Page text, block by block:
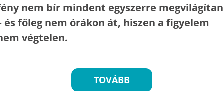
nem bír mindent egyszerre
és főleg nem órákon át, hiszen a figyelem
végtelen.
TOVÁBB